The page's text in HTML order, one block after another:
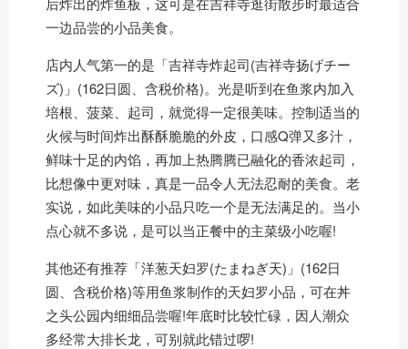
一边品尝的小品美食。
店内人气第一的是「吉祥寺炸起司(吉祥寺扬げチー
ズ)」(162日圆、含税价格)。光是听到在鱼浆内加入
培根、菠菜、起司，就觉得一定很美味。控制适当的
火候与时间炸出酥酥脆脆的外皮，口感Q弹又多汁，
鲜味十足的内馅，再加上热腾腾已融化的香浓起司，
比想像中更对味，真是一品令人无法忍耐的美食。老
实说，如此美味的小品只吃一个是无法满足的。当小
点心就不多说，是可以当正餐中的主菜级小吃喔!
其他还有推荐「洋葱天妇罗(たまねぎ天)」(162日
圆、含税价格)等用鱼浆制作的天妇罗小品，可在丼
之头公园内细细品尝喔!年底时比较忙碌，因人潮众
多经常大排长龙，可别就此错过啰!